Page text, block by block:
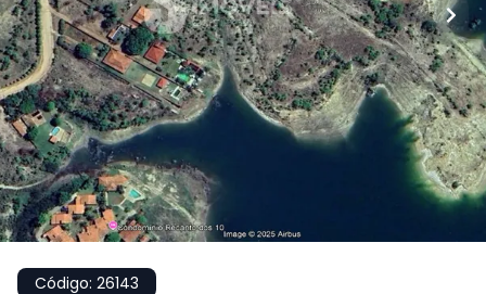
Código: 26143